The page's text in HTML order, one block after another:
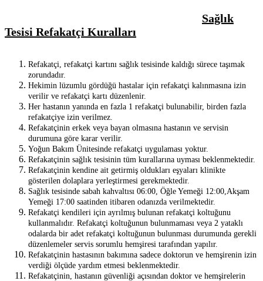
Sağlık
Tesisi Refakatçi Kuralları
Refakatçi, refakatçi kartını sağlık tesisinde kaldığı sürece taşımak
zorundadır.
Hekimin lüzumlu gördüğü hastalar için refakatçi kalınmasına izin
verilir ve refakatçi kartı düzenlenir.
Her hastanın yanında en fazla 1 refakatçi bulunabilir, birden fazla
refakatçiye izin verilmez.
Refakatçinin erkek veya bayan olmasına hastanın ve servisin
durumuna göre karar verilir.
Yoğun Bakım Ünitesinde refakatçi uygulaması yoktur.
Refakatçinin sağlık tesisinin tüm kurallarına uyması beklenmektedir.
Refakatçinin kendine ait getirmiş oldukları eşyaları klinikte
gösterilen dolaplara yerleştirmesi gerekmektedir.
Sağlık tesisinde sabah kahvaltısı 06:00, Öğle Yemeği 12:00,Akşam
Yemeği 17:00 saatinden itibaren odanızda verilmektedir.
Refakatçi kendileri için ayrılmış bulunan refakatçi koltuğunu
kullanmalıdır. Refakatçi koltuğunun bulunmaması veya 2 yataklı
odalarda bir adet refakatçi koltuğunun bulunması durumunda gerekli
düzenlemeler servis sorumlu hemşiresi tarafından yapılır.
Refakatçinin hastasının bakımına sadece doktorun ve hemşirenin izin
verdiği ölçüde yardım etmesi beklenmektedir.
Refakatçinin, hastanın güvenliği açısından doktor ve hemşirelerin